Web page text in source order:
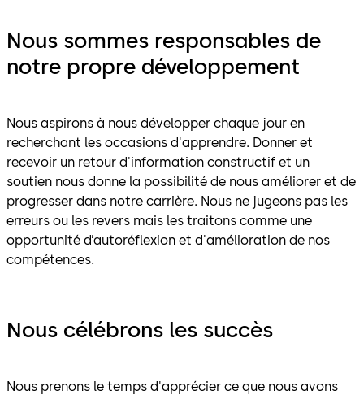
Nous sommes responsables de
notre propre développement
Nous aspirons à nous développer chaque jour en
recherchant les occasions d'apprendre. Donner et
recevoir un retour d'information constructif et un
soutien nous donne la possibilité de nous améliorer et de
progresser dans notre carrière. Nous ne jugeons pas les
erreurs ou les revers mais les traitons comme une
opportunité d’autoréflexion et d'amélioration de nos
compétences.
Nous célébrons les succès
Nous prenons le temps d'apprécier ce que nous avons